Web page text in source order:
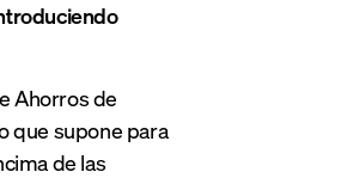
Ahorros de
que supone para
de las